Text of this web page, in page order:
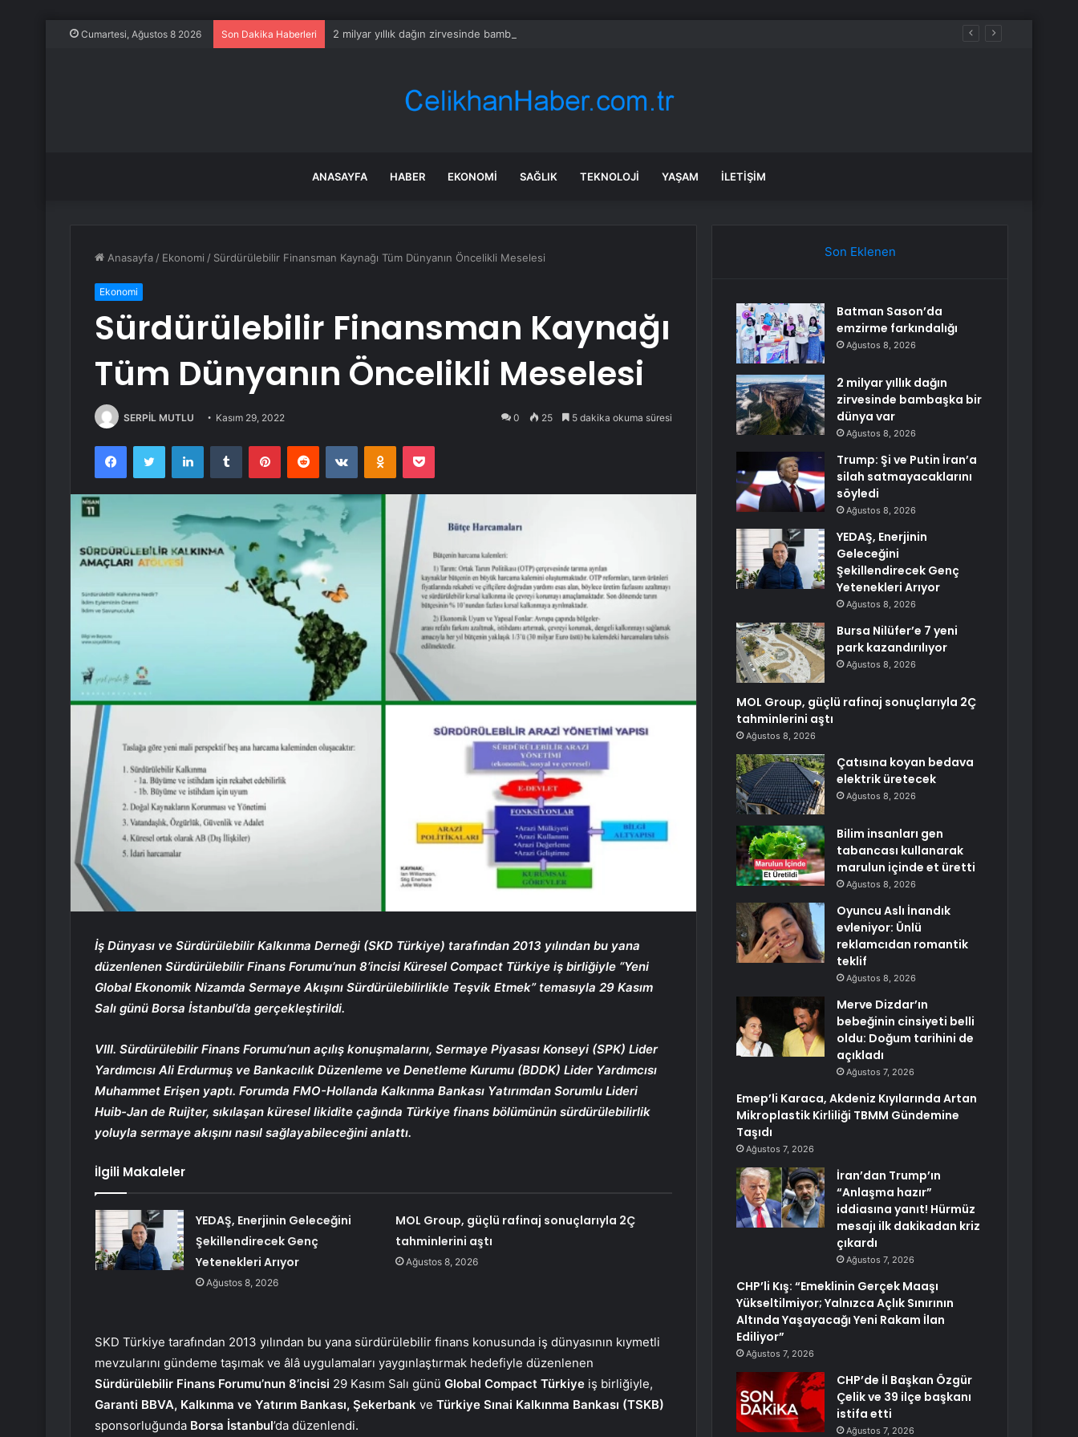
Cumartesi, Ağustos 8 2026 Son Dakika Haberleri 2 milyar yıllık dağın zirvesinde bambaşka bir dünya var
ANASAYFA HABER EKONOMI SAĞLIK TEKNOLOJI YAŞAM İLETIŞIM
Anasayfa / Ekonomi / Sürdürülebilir Finansman Kaynağı Tüm Dünyanın Öncelikli Meselesi
Ekonomi
Sürdürülebilir Finansman Kaynağı
Tüm Dünyanın Öncelikli Meselesi
SERPİL MUTLU Kasım 29, 2022 0 25 5 dakika okuma süresi
FacebookTwitter LinkedInTumblr PinterestReddit VKontakteOdnoklassniki
Pocket
İş Dünyası ve Sürdürülebilir Kalkınma Derneği (SKD Türkiye) tarafından 2013 yılından bu yana
düzenlenen Sürdürülebilir Finans Forumu’nun 8’incisi Küresel Compact Türkiye iş birliğiyle “Yeni
Global Ekonomik Nizamda Sermaye Akışını Sürdürülebilirlikle Teşvik Etmek” temasıyla 29 Kasım
Salı günü Borsa İstanbul’da gerçekleştirildi.
VIII. Sürdürülebilir Finans Forumu’nun açılış konuşmalarını, Sermaye Piyasası Konseyi (SPK) Lider
Yardımcısı Ali Erdurmuş ve Bankacılık Düzenleme ve Denetleme Kurumu (BDDK) Lider Yardımcısı
Muhammet Erişen yaptı. Forumda FMO-Hollanda Kalkınma Bankası Yatırımdan Sorumlu Lideri
Huib-Jan de Ruijter, sıkılaşan küresel likidite çağında Türkiye finans bölümünün sürdürülebilirlik
yoluyla sermaye akışını nasıl sağlayabileceğini anlattı.
İlgili Makaleler
YEDAŞ, Enerjinin Geleceğini
Şekillendirecek Genç
Yetenekleri Arıyor
Ağustos 8, 2026
MOL Group, güçlü rafinaj sonuçlarıyla 2Ç
tahminlerini aştı
Ağustos 8, 2026
SKD Türkiye tarafından 2013 yılından bu yana sürdürülebilir finans konusunda iş dünyasının kıymetli
mevzularını gündeme taşımak ve âlâ uygulamaları yaygınlaştırmak hedefiyle düzenlenen
Sürdürülebilir Finans Forumu’nun 8’incisi 29 Kasım Salı günü Global Compact Türkiye iş birliğiyle,
Garanti BBVA, Kalkınma ve Yatırım Bankası, Şekerbank ve Türkiye Sınai Kalkınma Bankası (TSKB)
sponsorluğunda Borsa İstanbul’da düzenlendi.
Son Eklenen
Batman Sason’da
emzirme farkındalığı
Ağustos 8, 2026
2 milyar yıllık dağın
zirvesinde bambaşka bir
dünya var
Ağustos 8, 2026
Trump: Şi ve Putin İran’a
silah satmayacaklarını
söyledi
Ağustos 8, 2026
YEDAŞ, Enerjinin
Geleceğini
Şekillendirecek Genç
Yetenekleri Arıyor
Ağustos 8, 2026
Bursa Nilüfer’e 7 yeni
park kazandırılıyor
Ağustos 8, 2026
MOL Group, güçlü rafinaj sonuçlarıyla 2Ç
tahminlerini aştı
Ağustos 8, 2026
Çatısına koyan bedava
elektrik üretecek
Ağustos 8, 2026
Bilim insanları gen
tabancası kullanarak
marulun içinde et üretti
Ağustos 8, 2026
Oyuncu Aslı İnandık
evleniyor: Ünlü
reklamcıdan romantik
teklif
Ağustos 8, 2026
Merve Dizdar’ın
bebeğinin cinsiyeti belli
oldu: Doğum tarihini de
açıkladı
Ağustos 7, 2026
Emep’li Karaca, Akdeniz Kıyılarında Artan
Mikroplastik Kirliliği TBMM Gündemine
Taşıdı
Ağustos 7, 2026
İran’dan Trump’ın
“Anlaşma hazır”
iddiasına yanıt! Hürmüz
mesajı ilk dakikadan kriz
çıkardı
Ağustos 7, 2026
CHP’li Kış: “Emeklinin Gerçek Maaşı
Yükseltilmiyor; Yalnızca Açlık Sınırının
Altında Yaşayacağı Yeni Rakam İlan
Ediliyor”
Ağustos 7, 2026
CHP’de İl Başkan Özgür
Çelik ve 39 ilçe başkanı
istifa etti
Ağustos 7, 2026